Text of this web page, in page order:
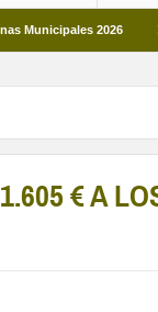
2026 Los
€ A